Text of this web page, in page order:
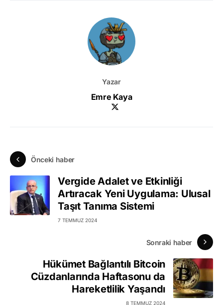
Yazar
Emre Kaya
Önceki haber
Vergide Adalet ve Etkinliği
Artıracak Yeni Uygulama: Ulusal
Taşıt Tanıma Sistemi
7 TEMMUZ 2024
Sonraki haber
Hükümet Bağlantılı Bitcoin
Cüzdanlarında Haftasonu da
Hareketlilik Yaşandı
8 TEMMUZ 2024